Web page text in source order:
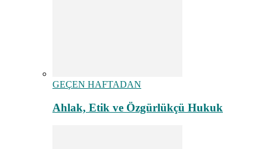
GEÇEN HAFTADAN
Ahlak, Etik ve Özgürlükçü Hukuk